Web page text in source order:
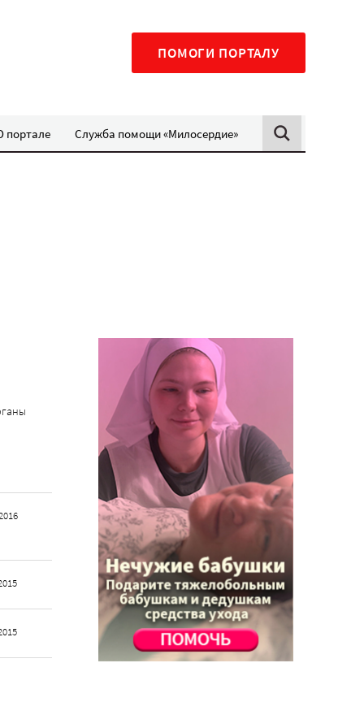
ПОМОГИ ПОРТАЛУ
портале Служба помощи «Милосердие»